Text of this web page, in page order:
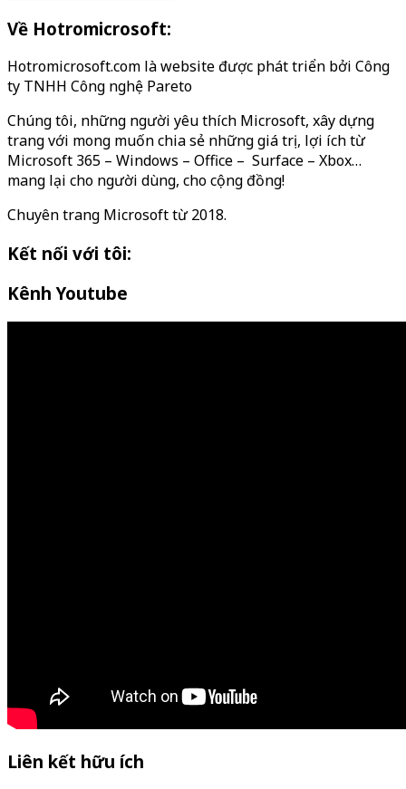
Về Hotromicrosoft:
Hotromicrosoft.com là website được phát triển bởi Công
ty TNHH Công nghệ Pareto
Chúng tôi, những người yêu thích Microsoft, xây dựng
trang với mong muốn chia sẻ những giá trị, lợi ích từ
Microsoft 365 – Windows – Office – Surface – Xbox…
mang lại cho người dùng, cho cộng đồng!
Chuyên trang Microsoft từ 2018.
Kết nối với tôi:
Kênh Youtube
Liên kết hữu ích